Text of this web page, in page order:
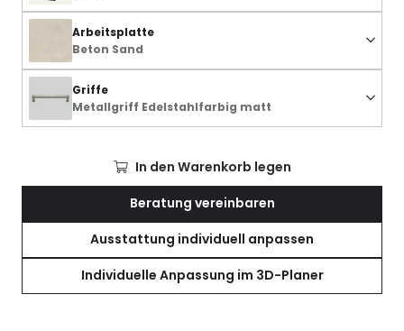
Arbeitsplatte
Beton Sand
Griffe
Metallgriff Edelstahlfarbig matt
In den Warenkorb legen
Beratung vereinbaren
Ausstattung individuell anpassen
Individuelle Anpassung im 3D-Planer